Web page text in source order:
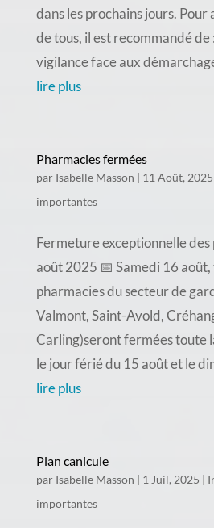
dans les prochains jours. Pour
de tous, il est recommandé
vigilance face aux
lire plus
Pharmacies fermées
par Isabelle Masson | 11 Août, 2025
importantes
Fermeture exceptionnelle des
août 2025 📅 Samedi 16 août,
pharmacies du secteur de
Valmont, Saint-Avold,
Carling)seront fermées toute
le jour férié du 15 août et le
lire plus
Plan canicule
par Isabelle Masson | 1 Juil, 2025 |
importantes